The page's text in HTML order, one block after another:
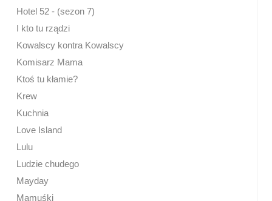
Hotel 52 - (sezon 7)
I kto tu rządzi
Kowalscy kontra Kowalscy
Komisarz Mama
Ktoś tu kłamie?
Krew
Kuchnia
Love Island
Lulu
Ludzie chudego
Mayday
Mamuśki